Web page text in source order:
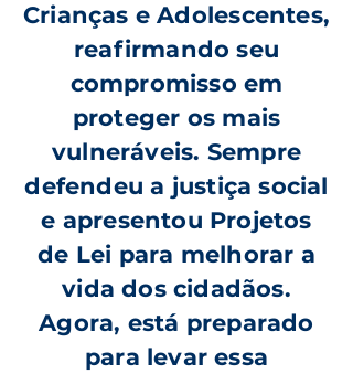
Crianças e Adolescentes,
reafirmando seu
compromisso em
proteger os mais
vulneráveis. Sempre
defendeu a justiça social
e apresentou Projetos
de Lei para melhorar a
vida dos cidadãos.
Agora, está preparado
para levar essa